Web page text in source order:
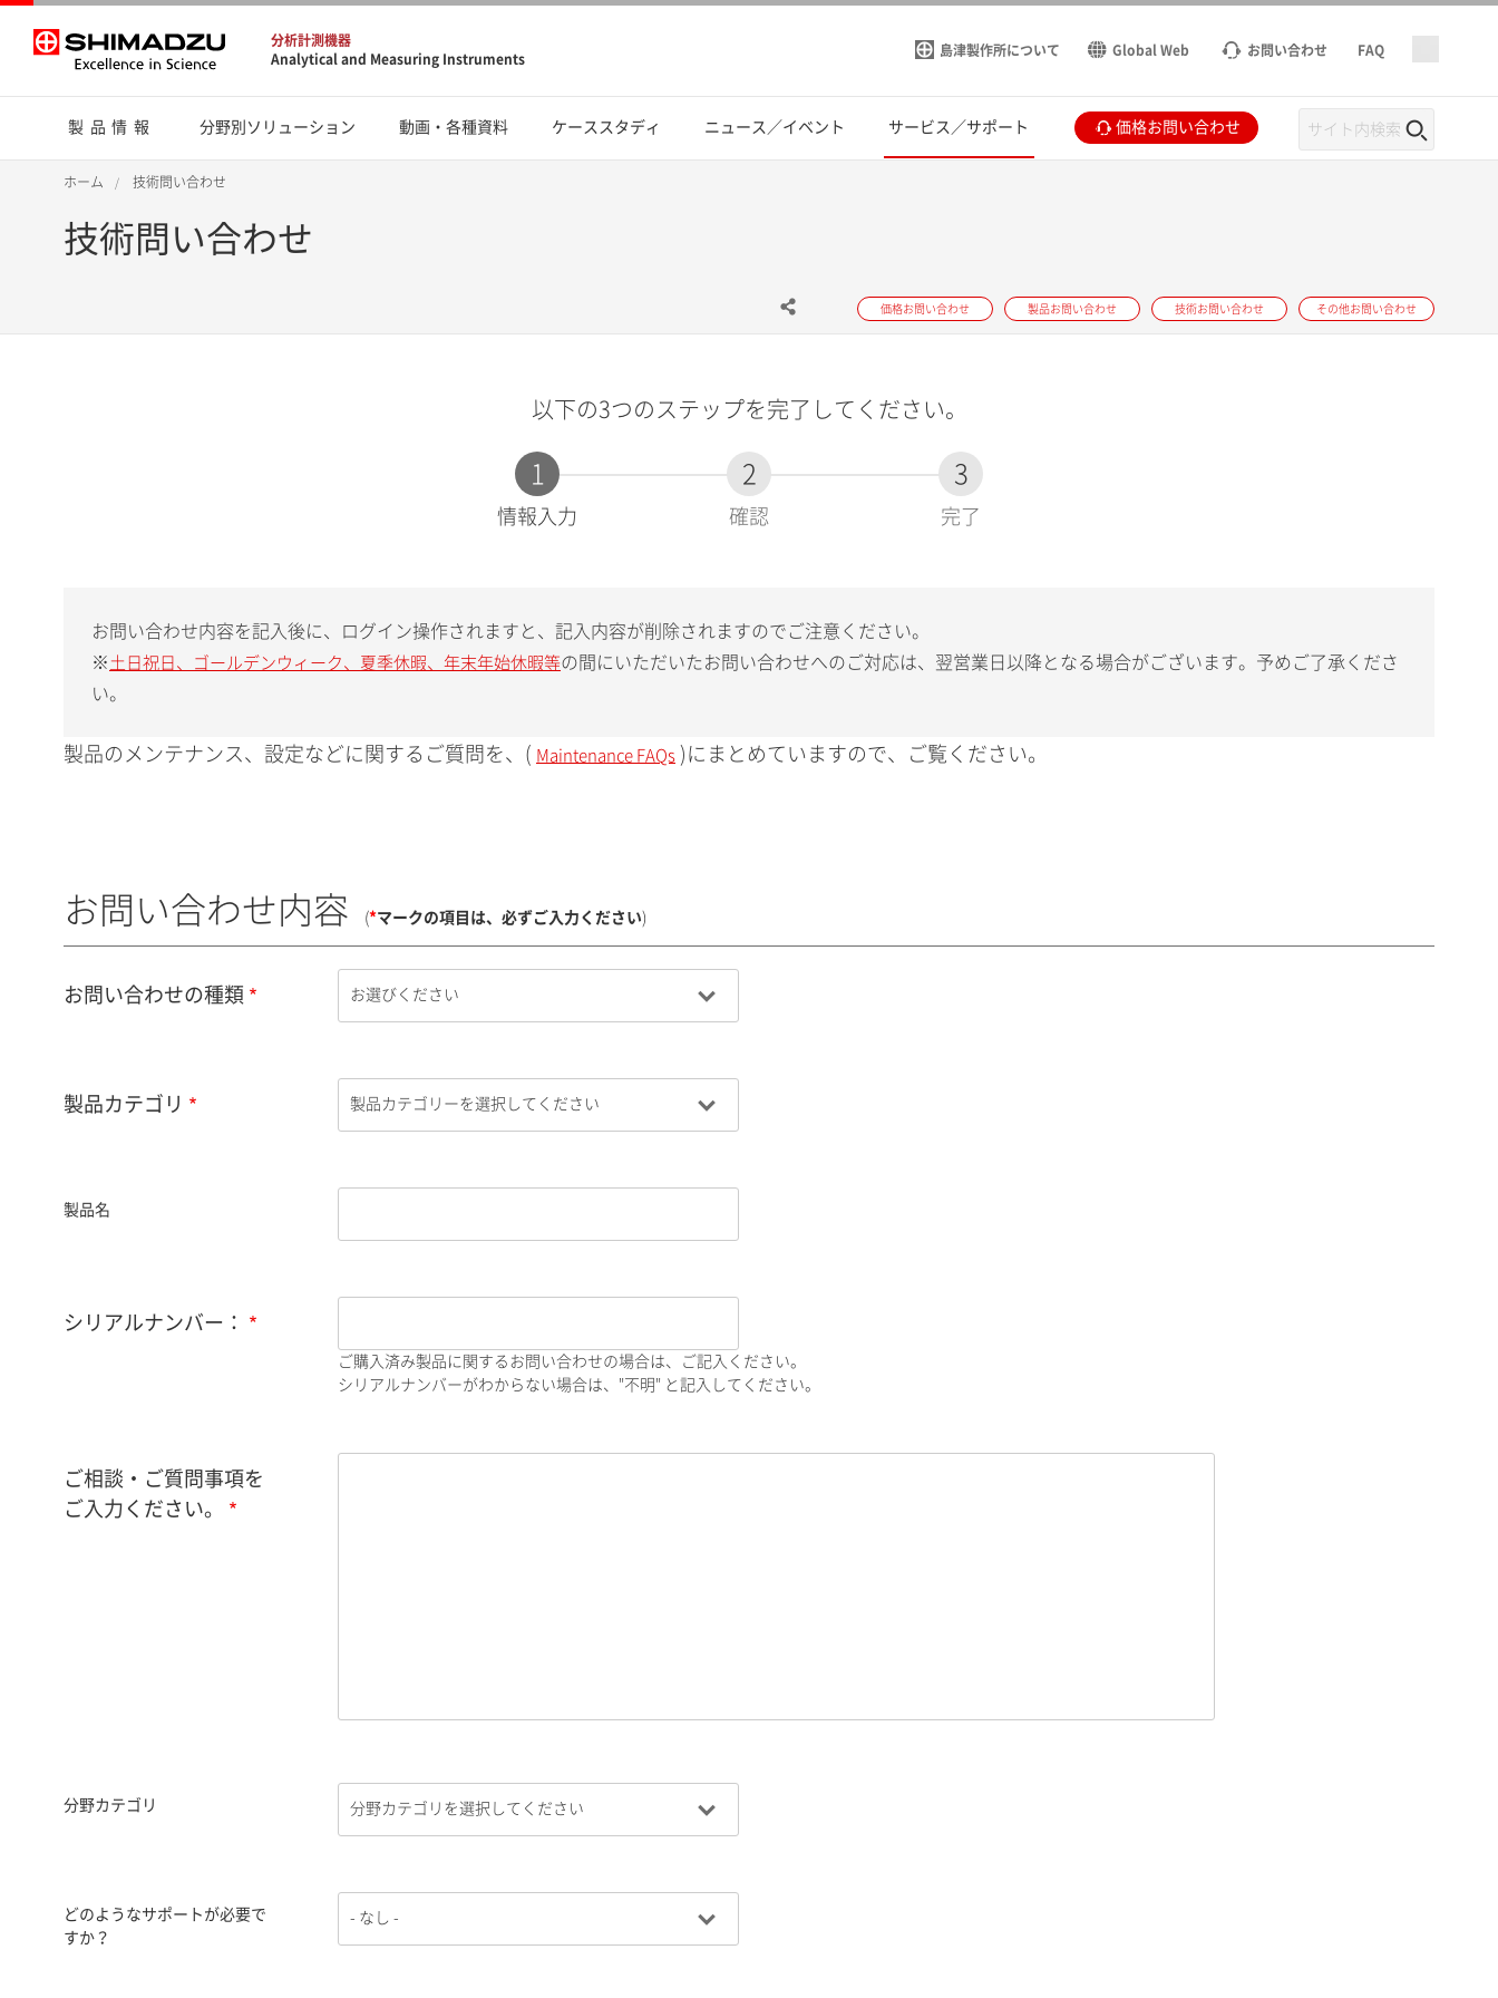
分析計測機器
Analytical and Measuring Instruments
島津製作所について Global Web お問い合わせ FAQ
製品情報 分野別ソリューション 動画・各種資料 ケーススタディ ニュース／イベント サービス／サポート 価格お問い合わせ
ホーム 技術問い合わせ
技術問い合わせ
価格お問い合わせ 製品お問い合わせ 技術お問い合わせ その他お問い合わせ
以下の3つのステップを完了してください。
1
現
情報入力
2
確認
3
完了
お問い合わせ内容を記入後に、ログイン操作されますと、記入内容が削除されますのでご注意ください。
※ 土日祝日、ゴールデンウィーク、夏季休暇、年末年始休暇等の間にいただいたお問い合わせへのご対応は、翌営業日以降となる場合がございます。予めご了承くださ
い。
製品のメンテナンス、設定などに関するご質問を、( Maintenance FAQs )にまとめていますので、ご覧ください。
お問い合わせ内容 (*マークの項目は、必ずご入力ください)
お問い合わせの種類
製品カテゴリ
製品名
シリアルナンバー：
ご購入済み製品に関するお問い合わせの場合は、ご記入ください。
シリアルナンバーがわからない場合は、"不明" と記入してください。
ご相談・ご質問事項を
ご入力ください。
分野カテゴリ
どのようなサポートが必要で
すか？